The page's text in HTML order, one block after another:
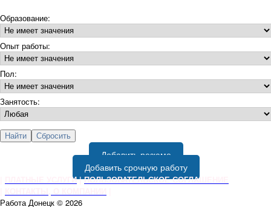
Образование:
Опыт работы:
Пол:
Занятость:
Добавить резюме
Добавить срочную работу
ПЛАТНЫЕ УСЛУГИ|ПОЛЬЗОВАТЕЛЬСКОЕ СОГЛАШЕНИЕ
Работа Донецк © 2026